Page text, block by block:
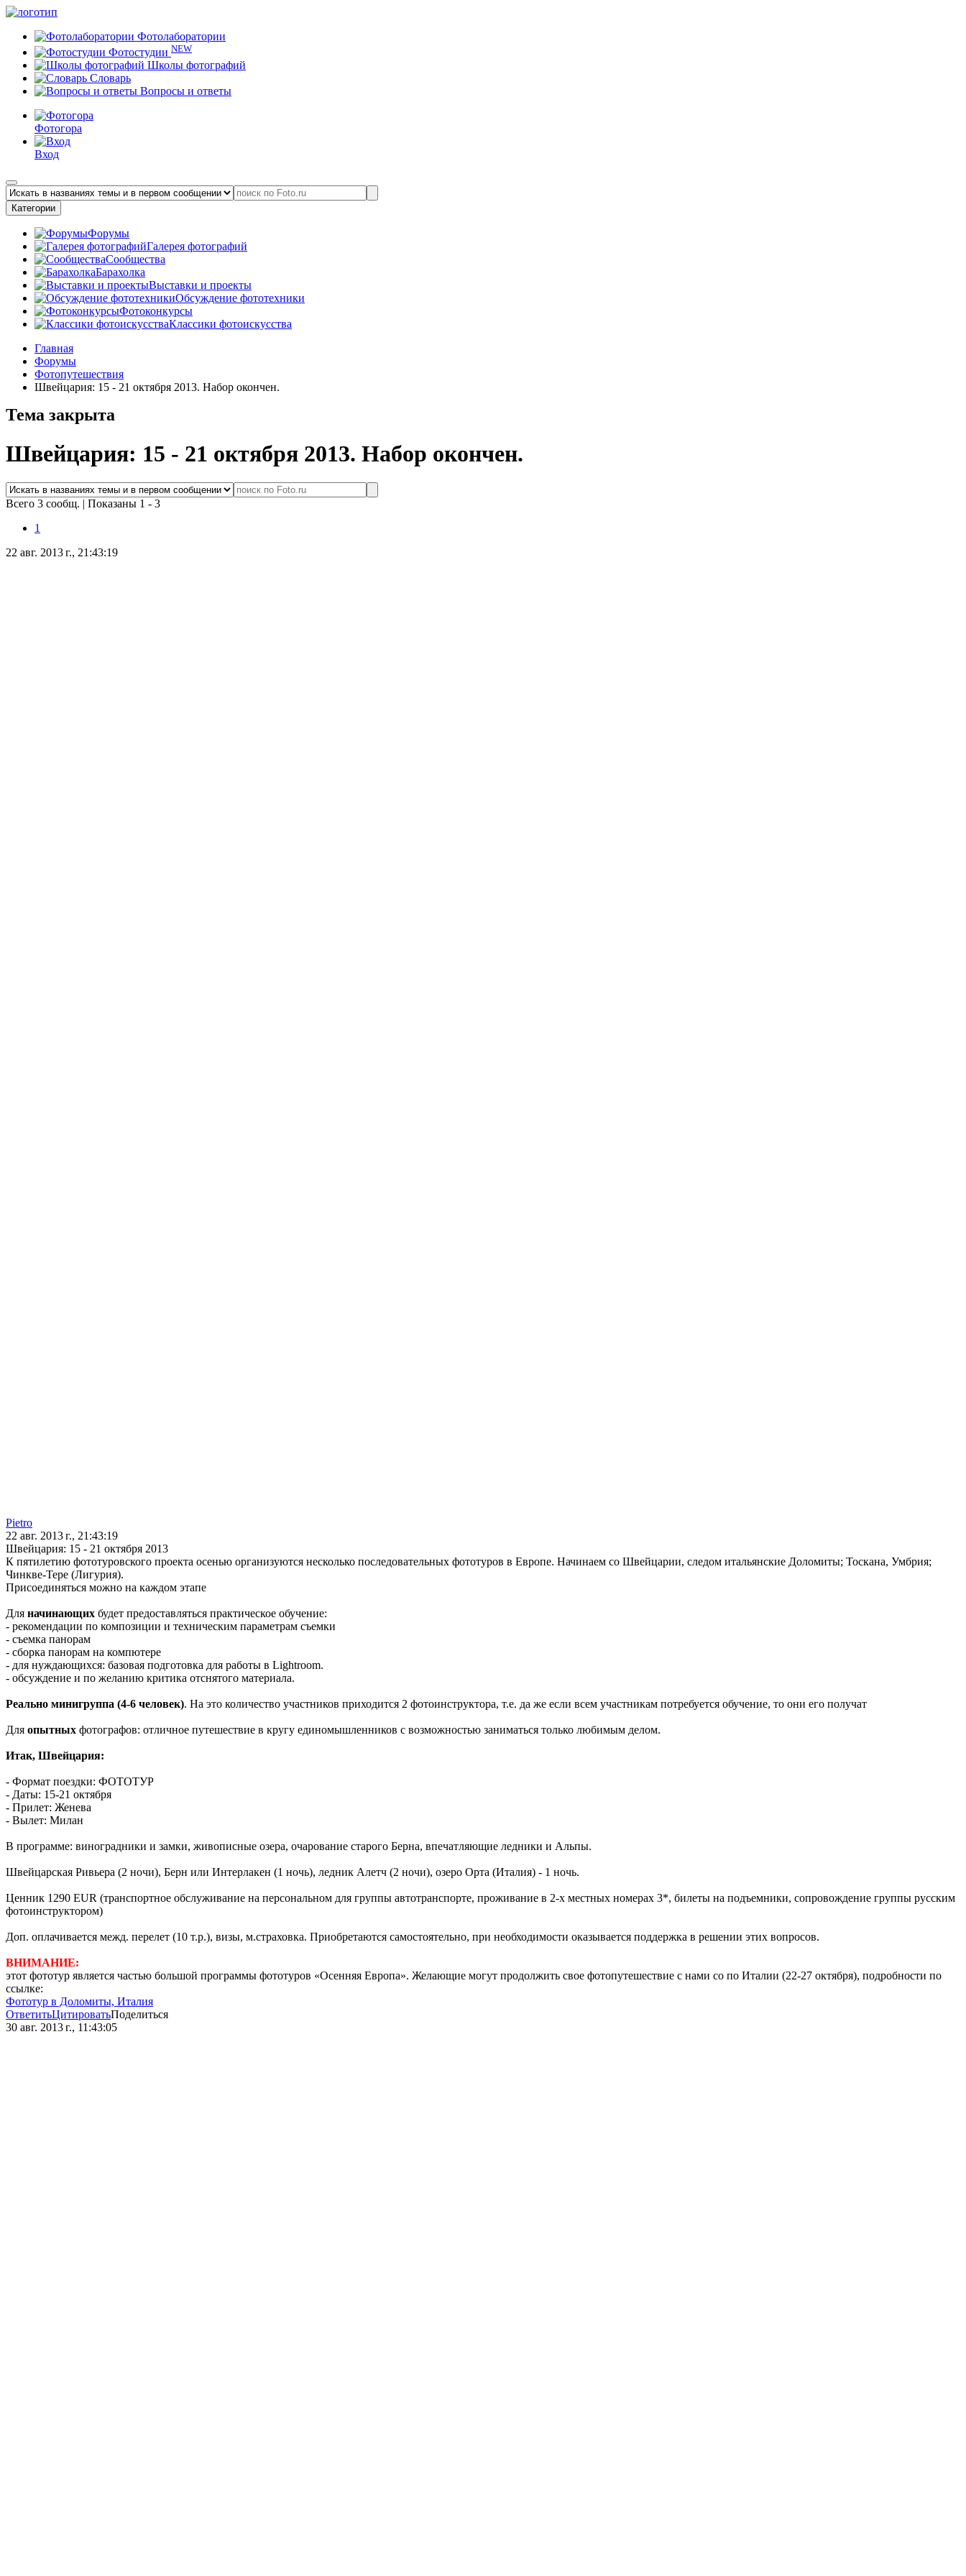
Фотолаборатории
Фотостудии NEW
Школы фотографий
Словарь
Вопросы и ответы
Фотогора
Вход
Категории
Форумы
Галерея фотографий
Сообщества
Барахолка
Выставки и проекты
Обсуждение фототехники
Фотоконкурсы
Классики фотоискусства
Главная
Форумы
Фотопутешествия
Швейцария: 15 - 21 октября 2013. Набор окончен.
Тема закрыта
Швейцария: 15 - 21 октября 2013. Набор окончен.
Всего 3 сообщ. | Показаны 1 - 3
1
22 авг. 2013 г., 21:43:19
Pietro
22 авг. 2013 г., 21:43:19
Швейцария: 15 - 21 октября 2013
К пятилетию фототуровского проекта осенью организуются несколько последовательных фототуров в Европе. Начинаем со Швейцарии, следом итальянские Доломиты; Тоскана, Умбрия;
Чинкве-Тере (Лигурия).
Присоединяться можно на каждом этапе
Для начинающих будет предоставляться практическое обучение:
- рекомендации по композиции и техническим параметрам съемки
- съемка панорам
- сборка панорам на компютере
- для нуждающихся: базовая подготовка для работы в Lightroom.
- обсуждение и по желанию критика отснятого материала.
Реально минигруппа (4-6 человек). На это количество участников приходится 2 фотоинструктора, т.е. да же если всем участникам потребуется обучение, то они его получат
Для опытных фотографов: отличное путешествие в кругу единомышленников с возможностью заниматься только любимым делом.
Итак, Швейцария:
- Формат поездки: ФОТОТУР
- Даты: 15-21 октября
- Прилет: Женева
- Вылет: Милан
В программе: виноградники и замки, живописные озера, очарование старого Берна, впечатляющие ледники и Альпы.
Швейцарская Ривьера (2 ночи), Берн или Интерлакен (1 ночь), ледник Алетч (2 ночи), озеро Орта (Италия) - 1 ночь.
Ценник 1290 EUR (транспортное обслуживание на персональном для группы автотранспорте, проживание в 2-х местных номерах 3*, билеты на подъемники, сопровождение группы русским
фотоинструктором)
Доп. оплачивается межд. перелет (10 т.р.), визы, м.страховка. Приобретаются самостоятельно, при необходимости оказывается поддержка в решении этих вопросов.
ВНИМАНИЕ:
этот фототур является частью большой программы фототуров «Осенняя Европа». Желающие могут продолжить свое фотопутешествие с нами со по Италии (22-27 октября), подробности по
ссылке:
Фототур в Доломиты, Италия
ОтветитьЦитироватьПоделиться
30 авг. 2013 г., 11:43:05